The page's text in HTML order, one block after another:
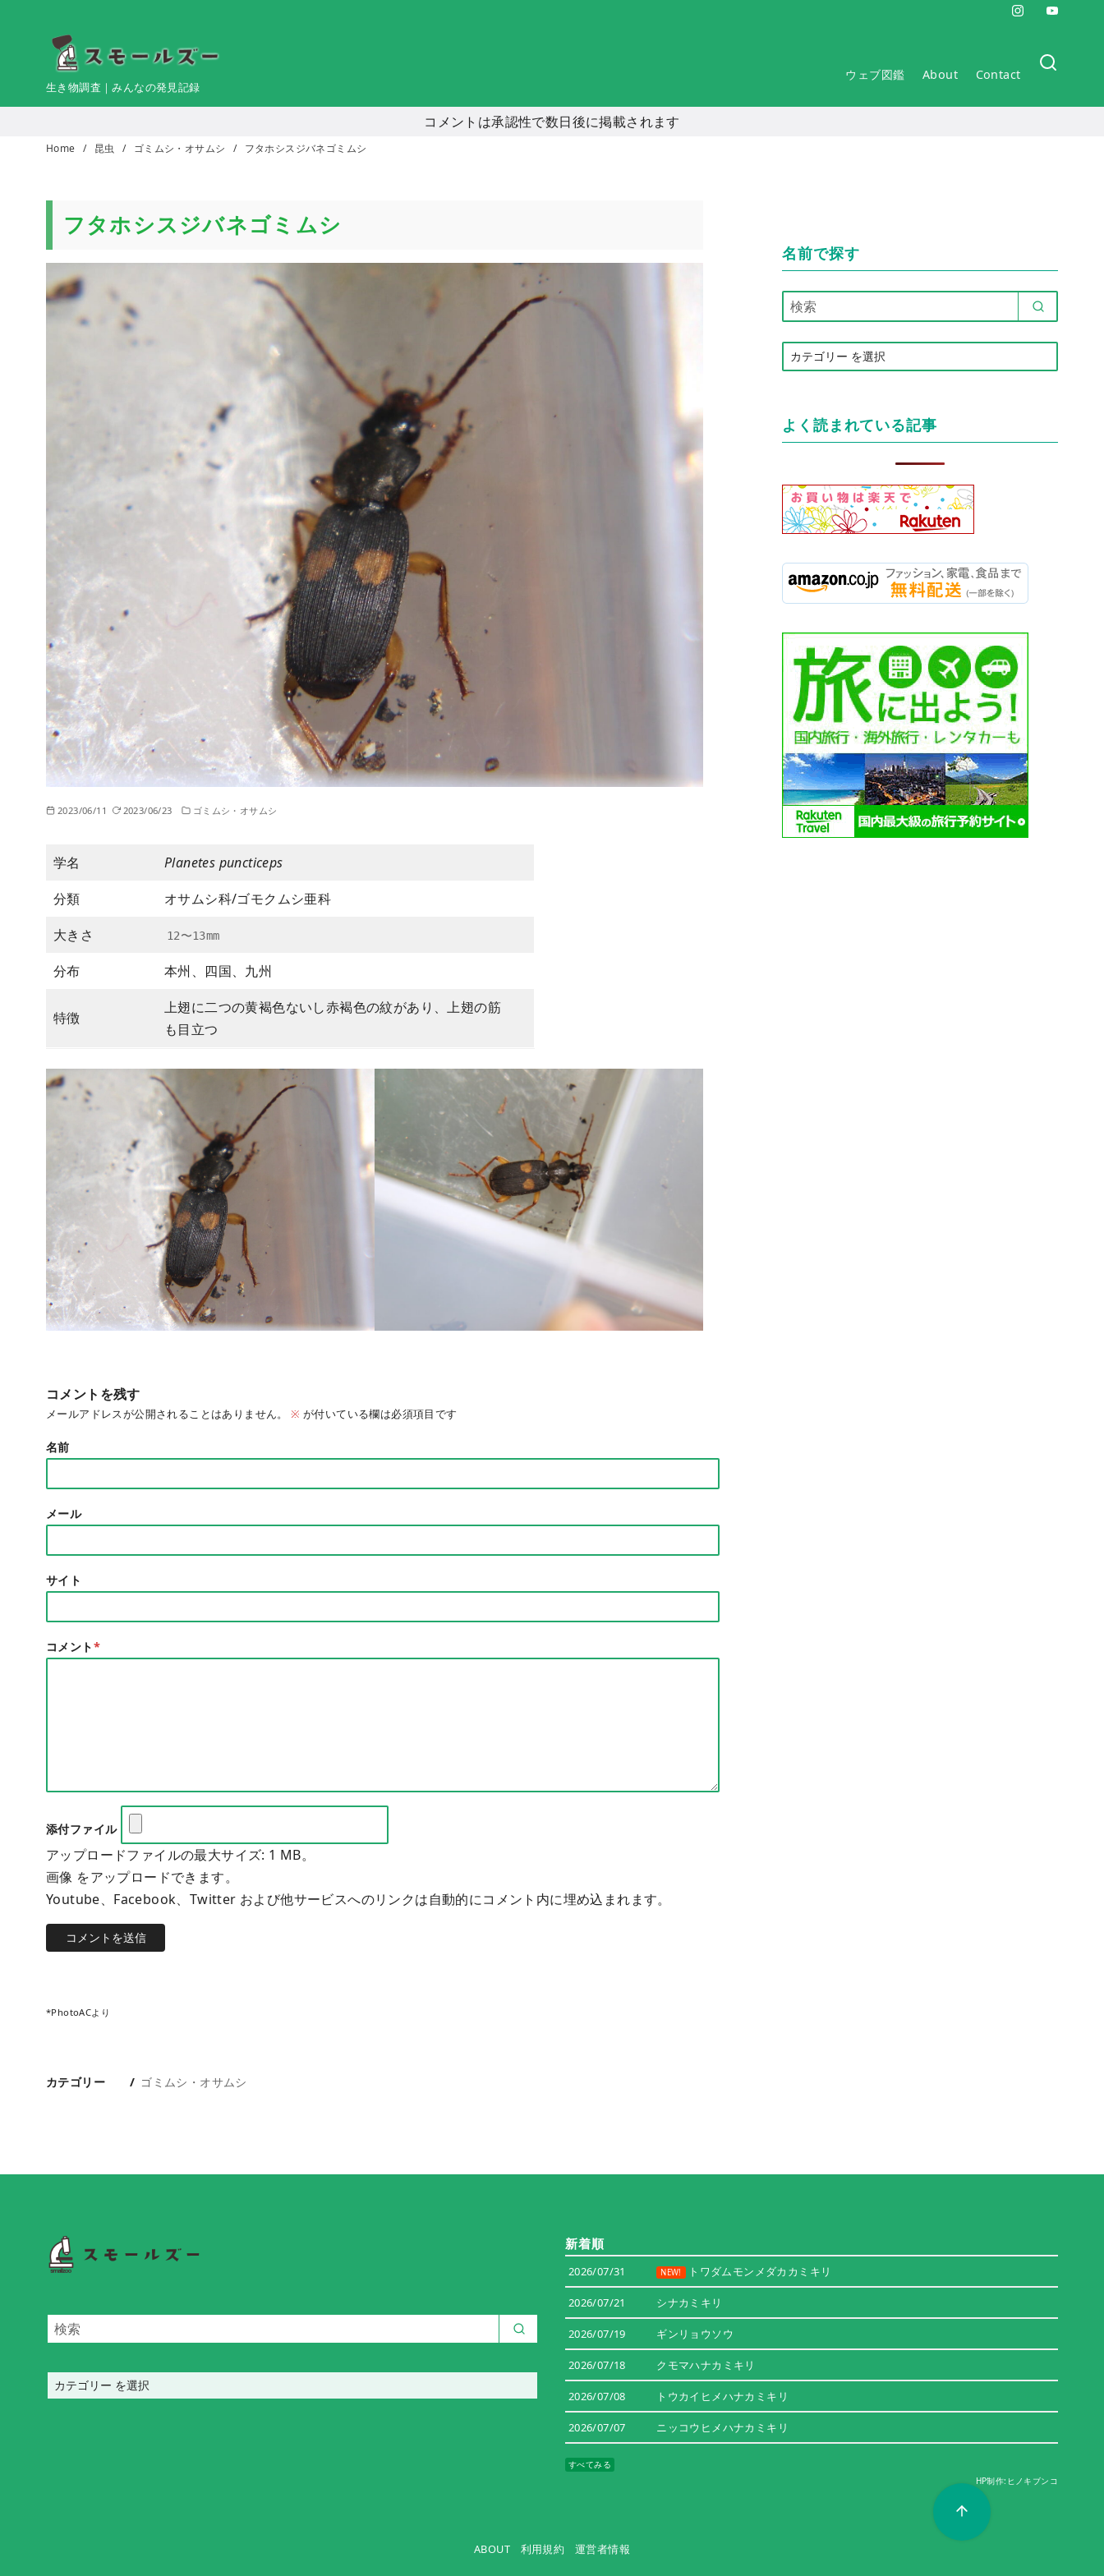
生き物調査｜みんなの発見記録
ウェブ図鑑 About Contact
コメントは承認性で数日後に掲載されます
Home 昆虫 ゴミムシ・オサムシ フタホシスジバネゴミムシ
フタホシスジバネゴミムシ
2023/06/11 2023/06/23 ゴミムシ・オサムシ
学名
Planetes puncticeps
分類
オサムシ科/ゴモクムシ亜科
大きさ
12〜13mm
分布 本州、四国、九州
特徴
上翅に二つの黄褐色ないし赤褐色の紋があり、上翅の筋
も目立つ
コメントを残す
メールアドレスが公開されることはありません。 ※ が付いている欄は必須項目です
名前
メール
サイト
コメント*
添付ファイル
アップロードファイルの最大サイズ: 1 MB。
画像 をアップロードできます。
Youtube、Facebook、Twitter および他サービスへのリンクは自動的にコメント内に埋め込まれます。
*PhotoACより
カテゴリー ゴミムシ・オサムシ
名前で探す
テ
ー
よく読まれている記事
テ
新着順
2026/07/31 NEW! トワダムモンメダカカミキリ
2026/07/21 シナカミキリ
2026/07/19 ギンリョウソウ
2026/07/18 クモマハナカミキリ
2026/07/08 トウカイヒメハナカミキリ
2026/07/07 ニッコウヒメハナカミキリ
すべてみる
HP制作:ヒノキブンコ
ABOUT 利用規約 運営者情報